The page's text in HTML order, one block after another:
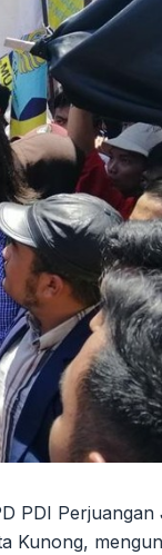
PDI
Kunong,